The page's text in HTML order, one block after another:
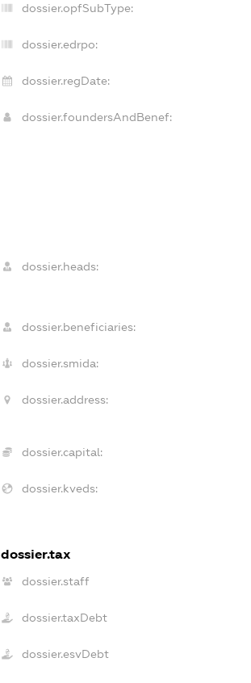
dossier.opfSubType:
dossier.edrpo:
dossier.regDate:
dossier.foundersAndBenef:
dossier.heads:
dossier.beneficiaries:
dossier.smida:
dossier.address:
dossier.capital:
dossier.kveds:
dossier.tax
dossier.staff
dossier.taxDebt
dossier.esvDebt